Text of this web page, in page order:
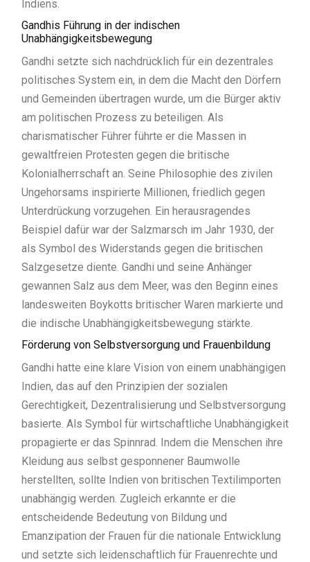
Indiens.
Gandhis Führung in der indischen
Unabhängigkeitsbewegung
Gandhi setzte sich nachdrücklich für ein dezentrales
politisches System ein, in dem die Macht den Dörfern
und Gemeinden übertragen wurde, um die Bürger aktiv
am politischen Prozess zu beteiligen. Als
charismatischer Führer führte er die Massen in
gewaltfreien Protesten gegen die britische
Kolonialherrschaft an. Seine Philosophie des zivilen
Ungehorsams inspirierte Millionen, friedlich gegen
Unterdrückung vorzugehen. Ein herausragendes
Beispiel dafür war der Salzmarsch im Jahr 1930, der
als Symbol des Widerstands gegen die britischen
Salzgesetze diente. Gandhi und seine Anhänger
gewannen Salz aus dem Meer, was den Beginn eines
landesweiten Boykotts britischer Waren markierte und
die indische Unabhängigkeitsbewegung stärkte.
Förderung von Selbstversorgung und Frauenbildung
Gandhi hatte eine klare Vision von einem unabhängigen
Indien, das auf den Prinzipien der sozialen
Gerechtigkeit, Dezentralisierung und Selbstversorgung
basierte. Als Symbol für wirtschaftliche Unabhängigkeit
propagierte er das Spinnrad. Indem die Menschen ihre
Kleidung aus selbst gesponnener Baumwolle
herstellten, sollte Indien von britischen Textilimporten
unabhängig werden. Zugleich erkannte er die
entscheidende Bedeutung von Bildung und
Emanzipation der Frauen für die nationale Entwicklung
und setzte sich leidenschaftlich für Frauenrechte und